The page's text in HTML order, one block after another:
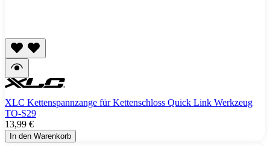
XLC Kettenspannzange für Kettenschloss Quick Link Werkzeug
TO-S29
13,99 €
In den Warenkorb